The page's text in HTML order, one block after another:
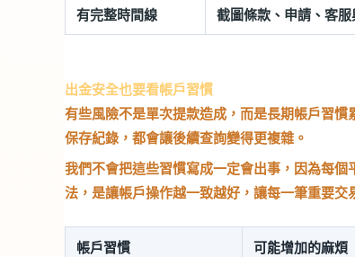
有完整時間線 截圖條款、申請、客
出金安全也要看帳戶習慣
有些風險不是單次提款造成，而是長期帳戶習
保存紀錄，都會讓後續查詢變得更複雜。
我們不會把這些習慣寫成一定會出事，因為每
法，是讓帳戶操作越一致越好，讓每一筆重要交
帳戶習慣 可能增加的麻煩